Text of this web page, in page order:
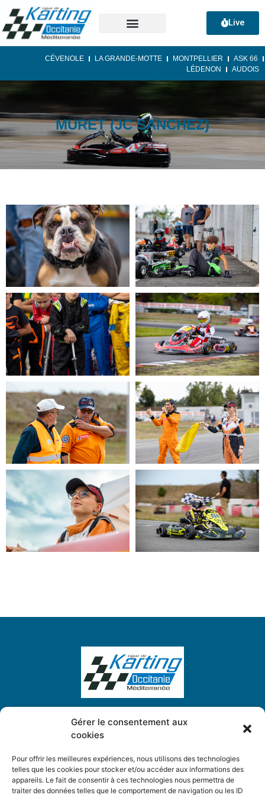
Gérer le consentement aux
cookies
Pour offrir les meilleures expériences, nous utilisons des technologies
telles que les cookies pour stocker et/ou accéder aux informations des
appareils. Le fait de consentir à ces technologies nous permettra de
traiter des données telles que le comportement de navigation ou les ID
Live
CÉVENOLE LA GRANDE-MOTTE MONTPELLIER
ASK 66
LÉDENON
AUDOIS
MURET (JC SANCHEZ)
Ligue de Karting Occitanie Méditerranée
34130 Saint-Aunès